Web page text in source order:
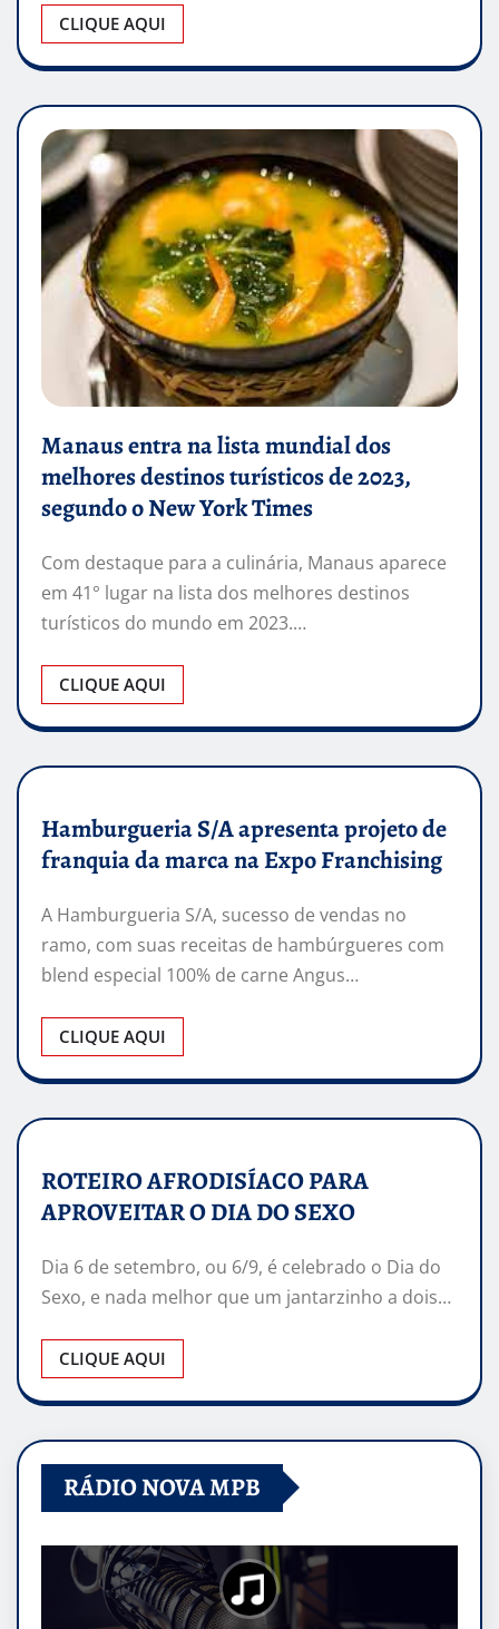
CLIQUE AQUI
Manaus entra na lista mundial dos
melhores destinos turísticos de 2023,
segundo o New York Times
Com destaque para a culinária, Manaus aparece
em 41° lugar na lista dos melhores destinos
turísticos do mundo em 2023.…
CLIQUE AQUI
Hamburgueria S/A apresenta projeto de
franquia da marca na Expo Franchising
A Hamburgueria S/A, sucesso de vendas no
ramo, com suas receitas de hambúrgueres com
blend especial 100% de carne Angus…
CLIQUE AQUI
ROTEIRO AFRODISÍACO PARA
APROVEITAR O DIA DO SEXO
Dia 6 de setembro, ou 6/9, é celebrado o Dia do
Sexo, e nada melhor que um jantarzinho a dois…
CLIQUE AQUI
RÁDIO NOVA MPB